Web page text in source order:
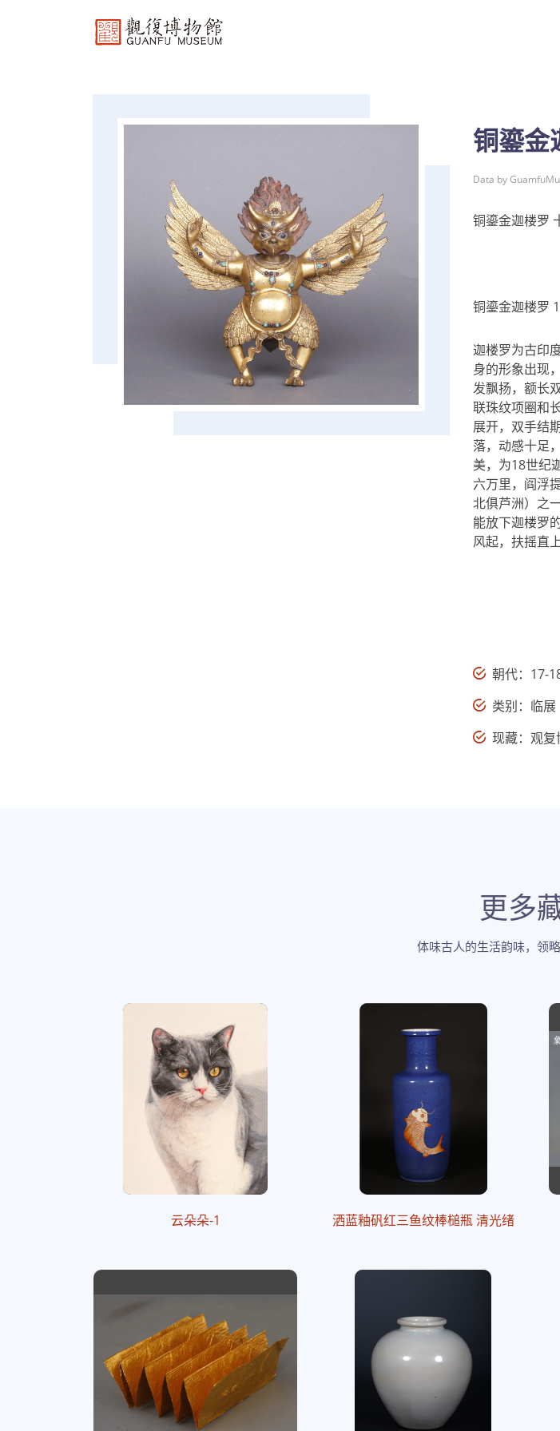
铜鎏金
Data by
铜鎏金迦楼罗
铜鎏金迦楼罗
迦楼罗为古印
身的形象出现
发飘扬，额长
联珠纹项圈和
展开，双手结
落，动感十足
美，为18世纪
六万里， 阎浮
北俱芦洲）之
能放下迦楼罗
风起，扶摇直
朝代：17-
类别：临展
现藏：观复
更多
体味古人的生活韵味，领
云朵朵-1 洒蓝釉矾红三鱼纹棒槌瓶 清光绪